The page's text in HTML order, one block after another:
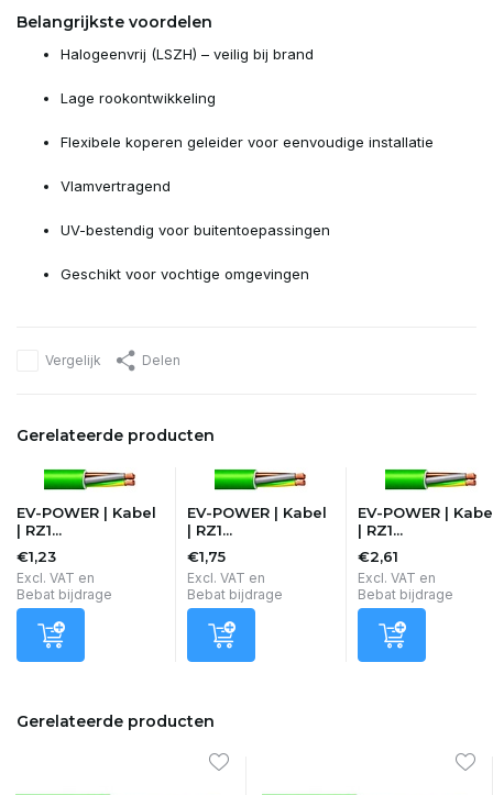
Belangrijkste voordelen
Halogeenvrij (LSZH) – veilig bij brand
Lage rookontwikkeling
Flexibele koperen geleider voor eenvoudige installatie
Vlamvertragend
UV-bestendig voor buitentoepassingen
Geschikt voor vochtige omgevingen
Vergelijk Delen
Gerelateerde producten
EV-POWER | Kabel
| RZ1...
€1,23
Excl. VAT en
Bebat bijdrage
EV-POWER | Kabel
| RZ1...
€1,75
Excl. VAT en
Bebat bijdrage
EV-POWER |
| RZ1...
€2,61
Excl. VAT en
Bebat bijdrage
Gerelateerde producten